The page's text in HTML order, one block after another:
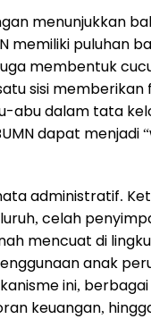
menunjukkan
memiliki puluhan
membentuk
sisi memberikan
abu dalam tata
dapat menjadi
administratif.
celah
mencuat di
anak
ini,
keuangan,